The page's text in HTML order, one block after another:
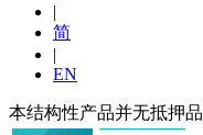
|
简
|
EN
本结构性产品并无抵押品